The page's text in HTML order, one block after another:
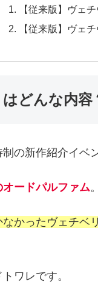
【従来版】ヴェ
【従来版】ヴェ
どんな内容
の新作紹介イベ
ードパルファム。
かったヴェチベ
ワレです。